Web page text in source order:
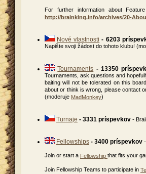
For further information about
http://brainking.info/archives/20-
Nové vlastnosti - 6203
Napište svoji žádost do tohoto klubu!
Tournaments - 13350
Tournaments, ask questions and
baiting will not be tolerated on this
about or think is wrong, please contact
(moderuje MadMonkey)
Turnaje - 3331 príspevkov -
Fellowships - 3400 príspevkov
Join or start a Fellowship that fits your
Join Fellowship Teams to participate in